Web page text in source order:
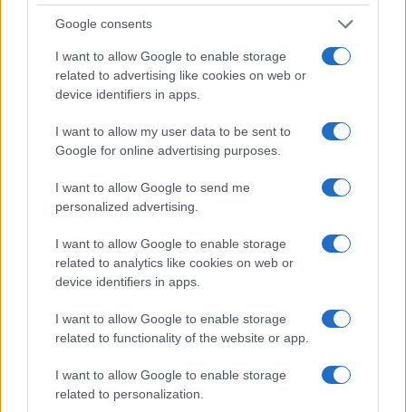
Google consents
I want to allow Google to enable storage
related to advertising like cookies on web or
device identifiers in apps.
I want to allow my user data to be sent to
Google for online advertising purposes.
I want to allow Google to send me
personalized advertising.
I want to allow Google to enable storage
related to analytics like cookies on web or
device identifiers in apps.
I want to allow Google to enable storage
related to functionality of the website or app.
I want to allow Google to enable storage
related to personalization.
Entre los KPIs que deben monitorearse, no solo
encontramos elCTR
, sino también la
tasa de retención de clientes y elvalor del
tiempo de vida del cliente(LTV). Estos
indicadores proporcionan una visión más completa
de la salud de la estrategia de marketing,
permitiendo a las empresas realizar ajustes
proactivos. ¿Se están alcanzando los objetivos
esperados?
La optimización continua es clave. Al analizar
regularmente los datos y ajustar las estrategias
mantenerse competitivas en un entorno en
constante cambio. En resumen, el marketing digital
hoy es una ciencia que exige un enfoque riguroso
y fundamentado en datos para lograr el éxito. ¿Está